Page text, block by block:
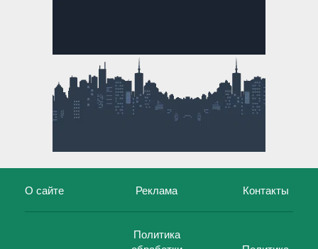
О сайте Реклама Контакты
Политика